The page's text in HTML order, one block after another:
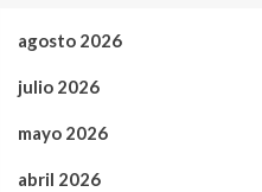
agosto 2026
julio 2026
mayo 2026
abril 2026